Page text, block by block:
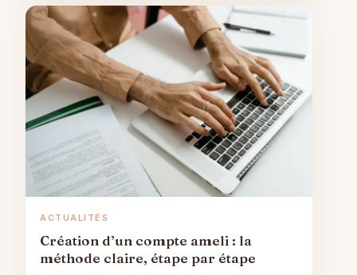
ACTUALITÉS
Création d’un compte ameli : la
méthode claire, étape par étape